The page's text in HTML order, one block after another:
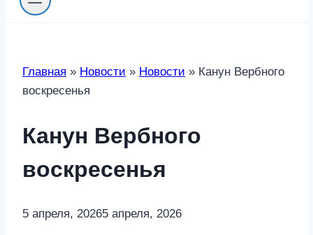
Главная » Новости » Новости » Канун Вербного
воскресенья
Канун Вербного
воскресенья
5 апреля, 20265 апреля, 2026